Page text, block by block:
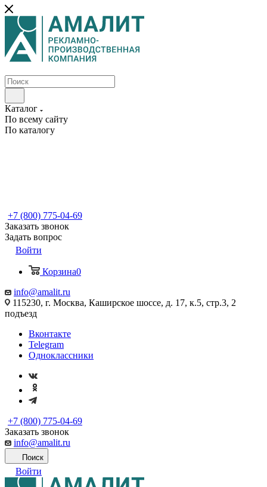
Каталог
По всему сайту
По каталогу
+7 (800) 775-04-69
Заказать звонок
Задать вопрос
Войти
Корзина0
info@amalit.ru
115230, г. Москва, Каширское шоссе, д. 17, к.5, стр.3, 2
подъезд
Вконтакте
Telegram
Одноклассники
+7 (800) 775-04-69
Заказать звонок
info@amalit.ru
Поиск
Войти